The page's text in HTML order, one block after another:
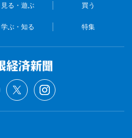
見る・遊ぶ 買う
学ぶ・知る 特集